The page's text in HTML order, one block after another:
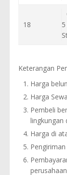
18
Keterangan
Harga
Harga
Pembeli
lingkungan
Harga di
perusahaan